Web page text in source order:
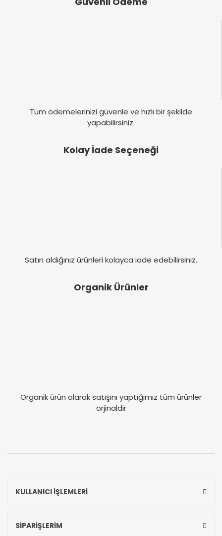
Tüm ödemelerinizi güvenle ve hızlı bir şekilde
yapabilirsiniz.
Kolay İade Seçeneği
Satın aldığınız ürünleri kolayca iade edebilirsiniz.
Organik Ürünler
Organik ürün olarak satışını yaptığımız tüm ürünler
orjinaldir
KULLANICI İŞLEMLERİ
SİPARİŞLERİM